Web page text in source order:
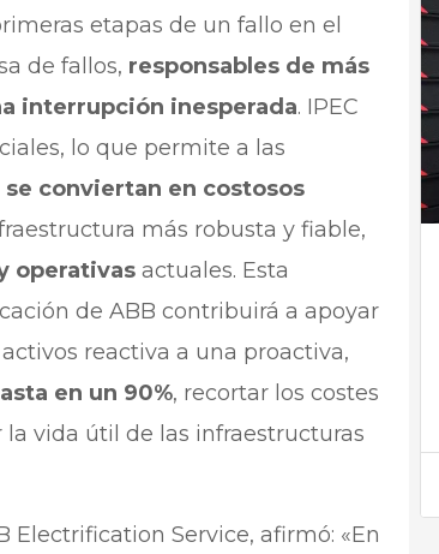
etapas de un fallo en el
de fallos, responsables de más
interrupción inesperada. IPEC
lo que permite a las
conviertan en costosos
más robusta y fiable,
operativas actuales. Esta
de ABB contribuirá a apoyar
reactiva a una proactiva,
en un 90%, recortar los costes
vida útil de las infraestructuras
Service, afirmó: «En